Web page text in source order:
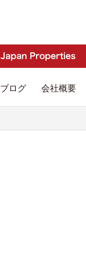
ブログ 会社概要